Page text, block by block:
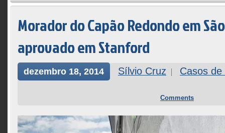
Morador do Capão Redondo em
aprovado em Stanford
dezembro 18, 2014 Sílvio Cruz Casos
Comments